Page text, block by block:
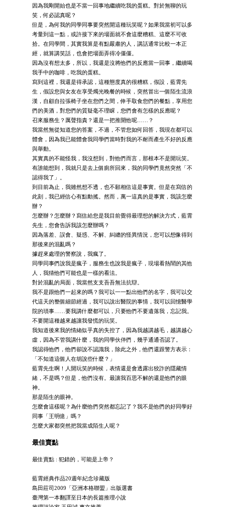
因為我剛開始也是不當一回事地繼續吃我的蛋糕。對於無聊的玩
笑，何必認真呢？
但是，為何我的同學同事要突然開這種玩笑呢？如果我當初可以多
考量到這一點，或許接下來的場面就不會這麼糟糕、這麼不可收
拾。在同學間，其實我算是有點嚴肅的人，講話通常比較一本正
經，就算講笑話，也會把場面弄得冷僵僵。
因為沒有想太多，所以，我還是沒將他們的反應當一回事，繼續喝
我手中的咖啡，吃我的蛋糕。
寫到這裡，我還是得承認，這種態度真的很糟糕，假設，藍霄先
生，假設您與女友在享受燭光晚餐的時候，突然冒出一個陌生流浪
漢，自顧自拉張椅子坐在您們之間，伸手取食您們的餐點，享用您
們的美酒，對您們的質疑毫不理睬，您們會有怎樣的反應呢？
召來服務生？厲聲指責？還是一把推開他呢……？
我當然無從知道您的答案，不過，不管您如何回答，我現在都可以
體會，因為我已能體會我同學們當時對我的不耐而產生不好的反應
與舉動。
其實真的不能怪我，我沒想到，對他們而言，那根本不是開玩笑。
有誰能想到，我就只是去上個廁所回來，我的同學們竟然突然「不
認得我了」。
到目前為止，我雖然想不透，也不願相信這是事實。但是在寫信的
此刻，我已經信心有點動搖。然而，萬一這真的是事實，我該怎麼
辦？
怎麼辦？怎麼辦？寫信給您是我目前覺得最理想的解決方式，藍霄
先生，您會告訴我該怎麼辦嗎？
因為落差、誤會、疑惑、不解、糾纏的怪異情況，您可以想像得到
那後來的混亂嗎？
據趕來處理的警察說，我瘋了。
同學同事們說我是瘋子，服務生也說我是瘋子，現場看熱鬧的其他
人，我猜他們可能也是一樣的看法。
對於混亂的局面，我當然支支吾吾無法抗辯。
我不是跟他們一起來的嗎？我可以一一點出他們的名字，我可以交
代這天的整個細節經過，我可以說出醫院的事情，我可以回憶醫學
院的瑣事……要我講什麼都可以，只要他們不要遺落我，忘記我。
不要開這種越來越讓我發慌的玩笑。
我知道後來我的情緒似乎真的失控了，因為我越講越毛，越講越心
虛，因為不管我講什麼，我的同學伙伴們，幾乎通通否認了。
我認得他們，他們卻說不認識我，除此之外，他們還跟警方表示：
「不知道這個人在胡說些什麼？」
藍霄先生啊！人開玩笑的時候，表情還是會透露出狡詐的隱藏情
緒，不是嗎？但是，他們沒有。最讓我百思不解的還是他們的眼
神。
那是陌生的眼神。
怎麼會這樣呢？為什麼他們突然都忘記了？我不是他們的好同學好
同事「王明億」嗎？
怎麼大家都突然把我當成陌生人呢？
最佳賣點
最佳賣點 : 犯錯的，可能是上帝？
藍霄經典作品20週年紀念珍藏版
島田莊司2009「亞洲本格聯盟」出版選書
臺灣第一本翻譯至日本的長篇推理小說